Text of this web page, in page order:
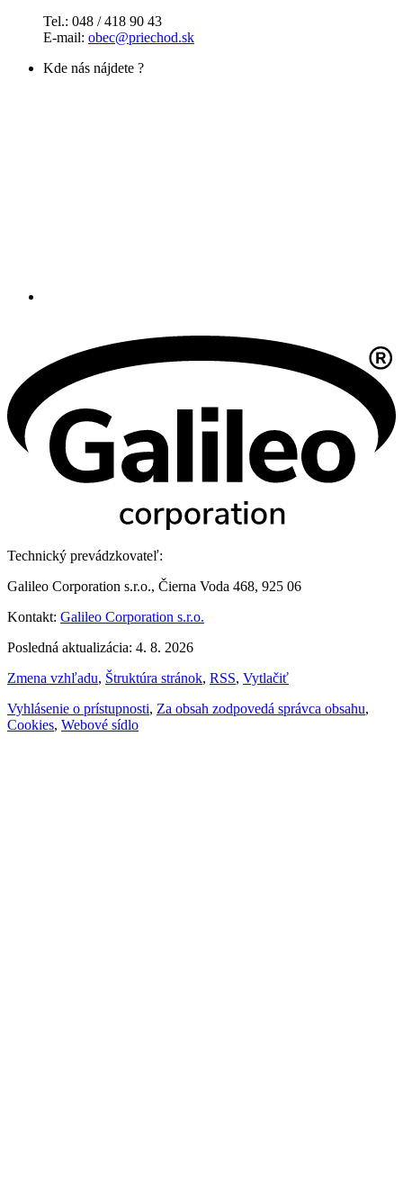
Tel.: 048 / 418 90 43
E-mail: obec@priechod.sk
Kde nás nájdete ?
Technický prevádzkovateľ:
Galileo Corporation s.r.o., Čierna Voda 468, 925 06
Kontakt: Galileo Corporation s.r.o.
Posledná aktualizácia: 4. 8. 2026
Zmena vzhľadu, Štruktúra stránok, RSS, Vytlačiť
Vyhlásenie o prístupnosti, Za obsah zodpovedá správca obsahu,
Cookies, Webové sídlo